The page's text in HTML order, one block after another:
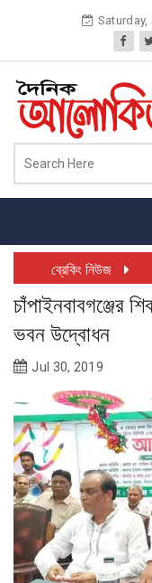
Saturday,
ব্রেকিং নিউজ
চাঁপাইনবাবগঞ্জের
ভবন উদ্বোধন
Jul 30, 2019